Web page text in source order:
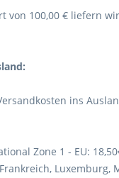
von 100,00 € liefern wir
:
ins
Zone 1 - EU:
Luxemburg,